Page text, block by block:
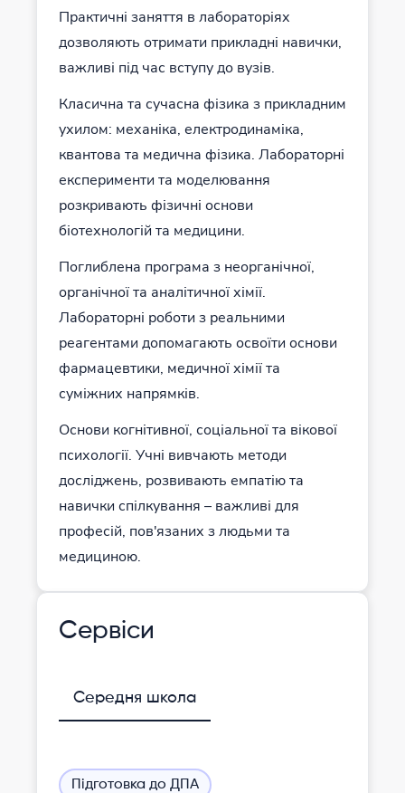
Практичні заняття в лабораторіях
дозволяють отримати прикладні навички,
важливі під час вступу до вузів.
Класична та сучасна фізика з прикладним
ухилом: механіка, електродинаміка,
квантова та медична фізика. Лабораторні
експерименти та моделювання
розкривають фізичні основи
біотехнологій та медицини.
Поглиблена програма з неорганічної,
органічної та аналітичної хімії.
Лабораторні роботи з реальними
реагентами допомагають освоїти основи
фармацевтики, медичної хімії та
суміжних напрямків.
Основи когнітивної, соціальної та вікової
психології. Учні вивчають методи
досліджень, розвивають емпатію та
навички спілкування – важливі для
професій, пов'язаних з людьми та
медициною.
Сервіси
Середня школа
Підготовка до ДПА